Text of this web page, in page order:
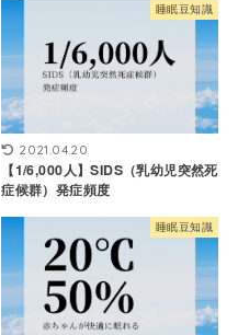
睡眠豆知識
2021.04.20
【1/6,000人】SIDS（乳幼児突然死
症候群）発症頻度
睡眠豆知識